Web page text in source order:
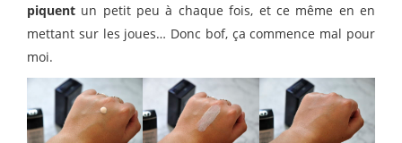
piquent un petit peu à chaque fois, et ce même en en
mettant sur les joues… Donc bof, ça commence mal pour
moi.